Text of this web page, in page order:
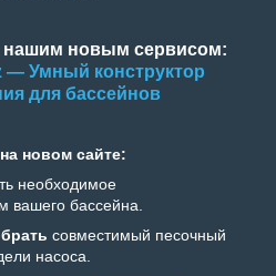
нашим новым сервисом:
— Умный конструктор
для бассейнов
новом сайте:
необходимое
вашего бассейна.
совместимый песочный
насоса.